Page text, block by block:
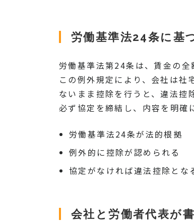
労働基準法24条に基
労働基準法第24条は、賃金の全
この例外規定により、会社は
ないまま控除を行うと、違法控
必ず協定を締結し、内容を明確
労働基準法24条が法的根拠
例外的に控除が認められる
協定がなければ違法控除とな
会社と労働者代表が